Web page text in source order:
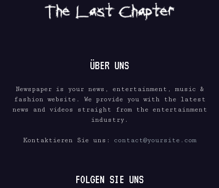
ÜBER UNS
Newspaper is your news, entertainment, music &
fashion website. We provide you with the latest
news and videos straight from the entertainment
industry.
Kontaktieren Sie uns: contact@yoursite.com
FOLGEN SIE UNS